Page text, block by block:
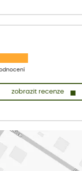
zobrazit recenze
1objednavku a zatím